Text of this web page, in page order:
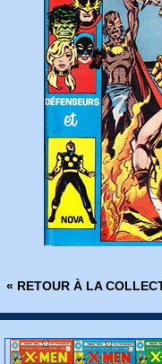
« RETOUR À LA